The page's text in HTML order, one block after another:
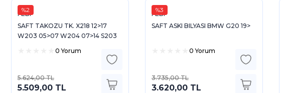
%2
FEBI
SAFT TAKOZU TK. X218 12>17
W203 05>07 W204 07>14 S203
0 Yorum
5.624,00 TL
5.509,00 TL
%3
FEBI
SAFT ASKI BILYASI BMW G20 19>
0 Yorum
3.735,00 TL
3.620,00 TL